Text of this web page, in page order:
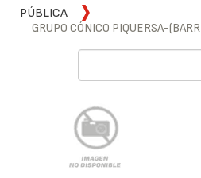
PÚBLICA
GRUPO CÓNICO PIQUERSA-